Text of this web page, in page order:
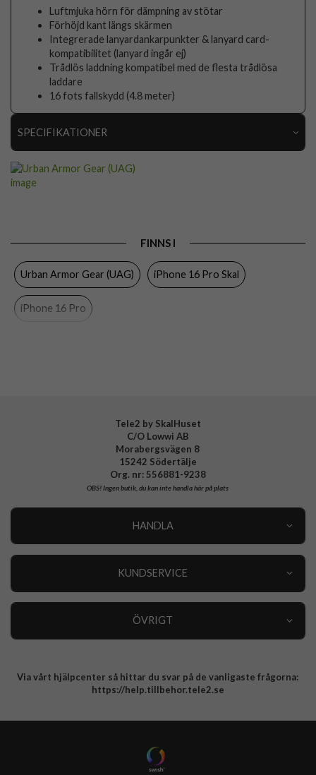
Luftmjuka hörn för dämpning av stötar
Förhöjd kant längs skärmen
Integrerade lanyardankarpunkter & lanyard card-
kompatibilitet (lanyard ingår ej)
Trådlös laddning kompatibel med de flesta trådlösa
laddare
16 fots fallskydd (4.8 meter)
SPECIFIKATIONER
Artikelnummer
Passar till
Stöttålig, Trådlös laddning-kompatibel
Färg Genomskinlig
Material Hårdplast (PC), Mjukplast (TPU)
Varumärke
FINNS I
Urban Armor Gear (UAG) iPhone 16 Pro Skal
iPhone 16 Pro
Tele2 by SkalHuset
C/O Lowwi AB
Morabergsvägen 8
15242 Södertälje
Org. nr: 556881-9238
OBS!Ingen butik, du kan inte handla här på plats
HANDLA
KUNDSERVICE
ÖVRIGT
Integritetspolicy
Via vårt hjälpcenter så hittar du svar på de vanligaste frågorna:
https://help.tillbehor.tele2.se